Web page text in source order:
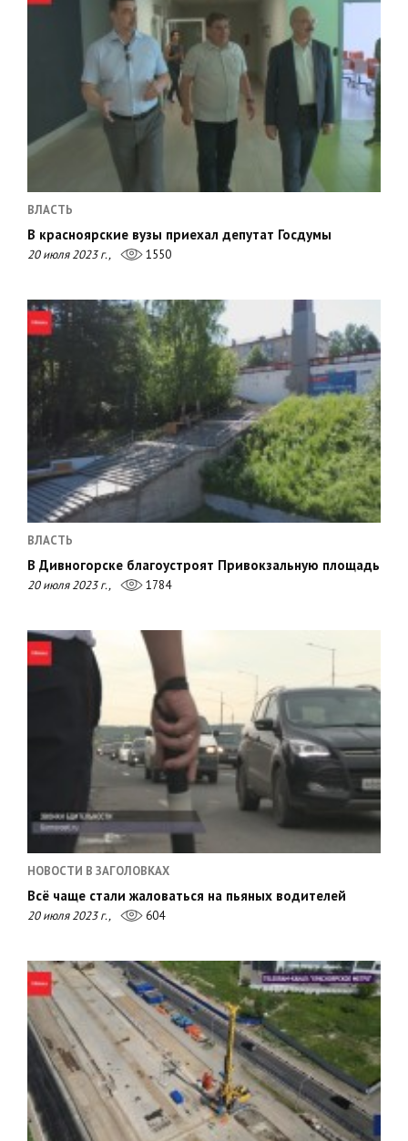
ВЛАСТЬ
В красноярские вузы приехал депутат Госдумы
20 июля 2023 г., 1550
ВЛАСТЬ
В Дивногорске благоустроят Привокзальную площадь
20 июля 2023 г., 1784
НОВОСТИ В ЗАГОЛОВКАХ
Всё чаще стали жаловаться на пьяных водителей
20 июля 2023 г., 604